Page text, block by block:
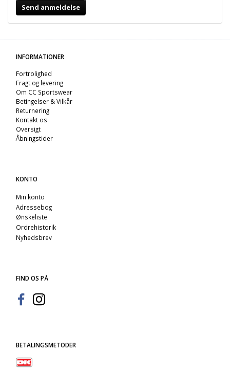
Send anmeldelse
INFORMATIONER
Fortrolighed
Fragt og levering
Om CC Sportswear
Betingelser & Vilkår
Returnering
Kontakt os
Oversigt
Åbningstider
KONTO
Min konto
Adressebog
Ønskeliste
Ordrehistorik
Nyhedsbrev
FIND OS PÅ
BETALINGSMETODER